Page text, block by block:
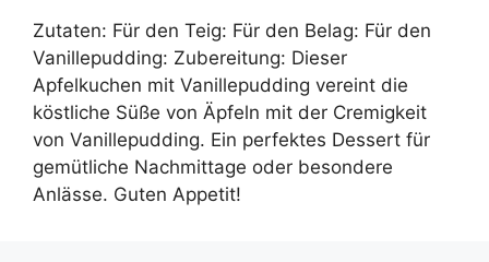
Zutaten: Für den Teig: Für den Belag: Für den
Vanillepudding: Zubereitung: Dieser
Apfelkuchen mit Vanillepudding vereint die
köstliche Süße von Äpfeln mit der Cremigkeit
von Vanillepudding. Ein perfektes Dessert für
gemütliche Nachmittage oder besondere
Anlässe. Guten Appetit!